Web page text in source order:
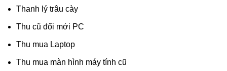
Thanh lý trâu cày
Thu cũ đổi mới PC
Thu mua Laptop
Thu mua màn hình máy tính cũ